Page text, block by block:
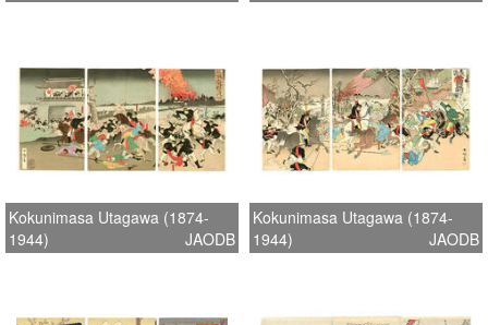
Kokunimasa Utagawa (1874-
1944)
JAODB
Kokunimasa Utagawa (1874-
1944)
JAODB